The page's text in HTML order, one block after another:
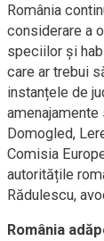
România
considerare a
speciilor și
care ar trebui
instanțele de
Domogled,
Comisia
autoritățile
Rădulescu,
România